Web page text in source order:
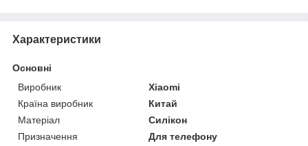
Характеристики
Основні
Виробник
Xiaomi
Країна виробник
Китай
Матеріал
Силікон
Призначення
Для телефону